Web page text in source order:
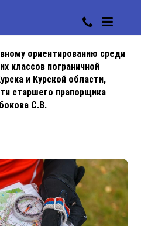
ориентированию среди
классов пограничной
и Курской области,
старшего прапорщика
С.В.